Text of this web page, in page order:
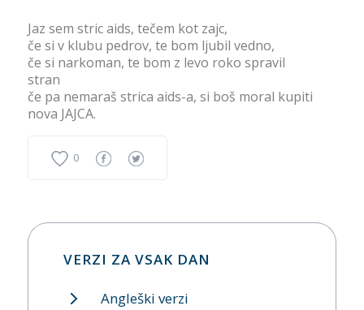
Jaz sem stric aids, tečem kot zajc,
če si v klubu pedrov, te bom ljubil vedno,
če si narkoman, te bom z levo roko spravil
stran
če pa nemaraš strica aids-a, si boš moral kupiti
nova JAJCA.
0
VERZI ZA VSAK DAN
Angleški verzi